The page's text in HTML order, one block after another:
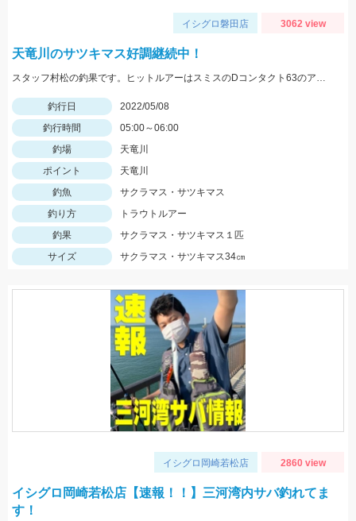
イシグロ磐田店 3062 view
天竜川のサツキマス好調継続中！
スタッフ村松の釣果です。ヒットルアーはスミスのDコンタクト63のアユカラー！
釣行日
2022/05/08
釣行時間
05:00～06:00
釣場
天竜川
ポイント
天竜川
釣魚
サクラマス・サツキマス
釣り方
トラウトルアー
釣果
サクラマス・サツキマス１匹
サイズ
サクラマス・サツキマス34㎝
イシグロ岡崎若松店 2860 view
イシグロ岡崎若松店【速報！！】三河湾内サバ釣れてま
す！